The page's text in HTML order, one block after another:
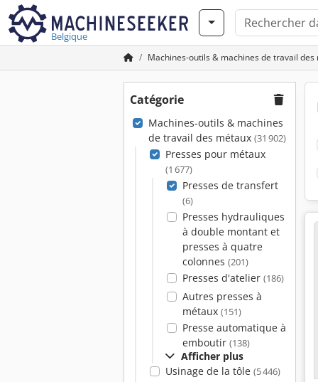
Belgique
Machines-outils & machines de travail des
Catégorie
Machines-outils & machines
de travail des métaux (31 902)
Presses pour métaux
(1 677)
Presses de transfert
(6)
Presses hydrauliques
à double montant et
presses à quatre
colonnes (201)
Presses d'atelier (186)
Autres presses à
métaux (151)
Presse automatique à
emboutir (138)
Afficher plus
Usinage de la tôle (5 446)